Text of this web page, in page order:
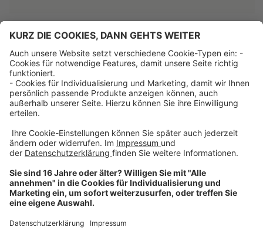
Über uns
Dehner Unternehmen
Jobs bei Dehner